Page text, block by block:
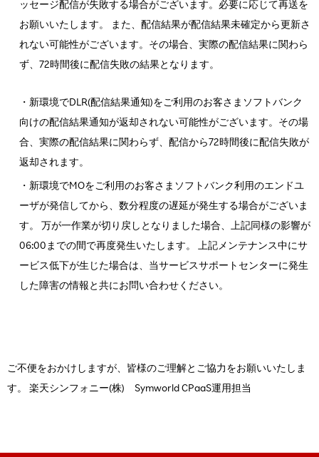
ッセージ配信が失敗する場合がございます。必要に応じて再送を
お願いいたします。 また、配信結果が配信結果未確定から更新さ
れない可能性がございます。その場合、実際の配信結果に関わら
ず、72時間後に配信失敗の結果となります。
・新環境でDLR(配信結果通知)をご利用のお客さまソフトバンク
向けの配信結果通知が返却されない可能性がございます。その場
合、実際の配信結果に関わらず、配信から72時間後に配信失敗が
返却されます。
・新環境でMOをご利用のお客さまソフトバンク利用のエンドユ
ーザが発信してから、数分程度の遅延が発生する場合がございま
す。 万が一作業が切り戻しとなりました場合、上記同様の影響が
06:00までの間で再度発生いたします。 上記メンテナンス中にサ
ービス低下が生じた場合は、当サービスサポートセンターに発生
した障害の情報と共にお問い合わせください。
ご不便をおかけしますが、皆様のご理解とご協力をお願いいたしま
す。 楽天シンフォニー(株) Symworld CPaaS運用担当